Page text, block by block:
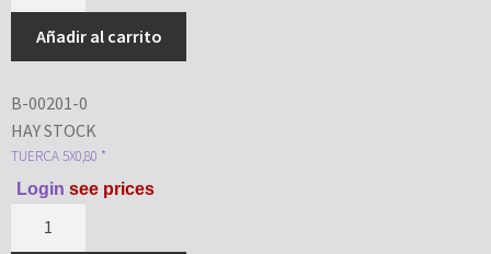
Añadir al carrito
B-00201-0
HAY STOCK
TUERCA 5X0,80 *
Login see prices